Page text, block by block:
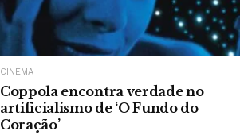
CINEMA
Coppola encontra verdade no
artificialismo de ‘O Fundo do
Coração’